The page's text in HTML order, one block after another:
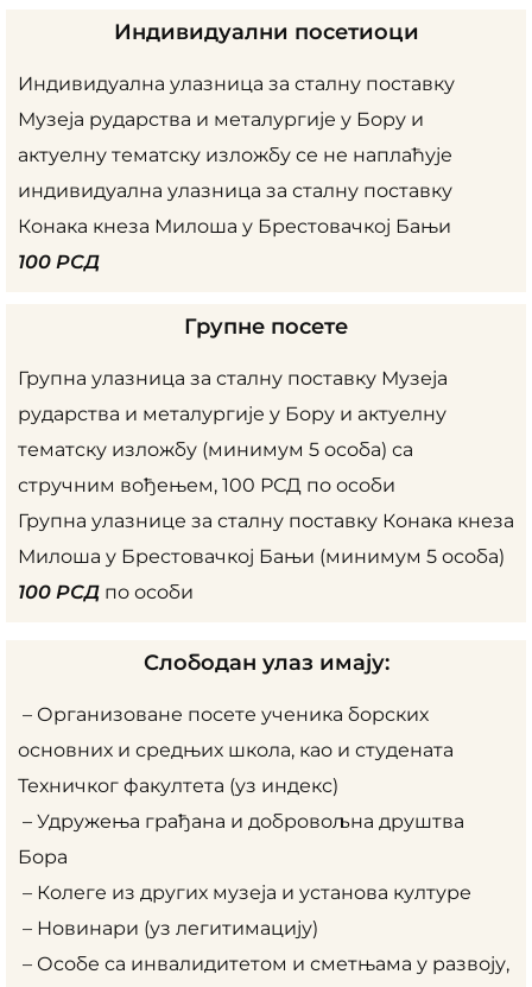
Индивидуални посетиоци
Индивидуална улазница за сталну поставку
Музеја рударства и металургије у Бору и
актуелну тематску изложбу се не наплаћује
индивидуална улазница за сталну поставку
Конака кнеза Милоша у Брестовачкој Бањи
100 РСД
Групне посете
Групна улазница за сталну поставку Музеја
рударства и металургије у Бору и актуелну
тематску изложбу (минимум 5 особа) са
стручним вођењем, 100 РСД по особи
Групна улазнице за сталну поставку Конака кнеза
Милоша у Брестовачкој Бањи (минимум 5 особа)
100 РСД по особи
Слободан улаз имају:
– Организоване посете ученика борских
основних и средњих школа, као и студената
Техничког факултета (уз индекс)
– Удружења грађана и добровољна друштва
Бора
– Колеге из других музеја и установа културе
– Новинари (уз легитимацију)
– Особе са инвалидитетом и сметњама у развоју,